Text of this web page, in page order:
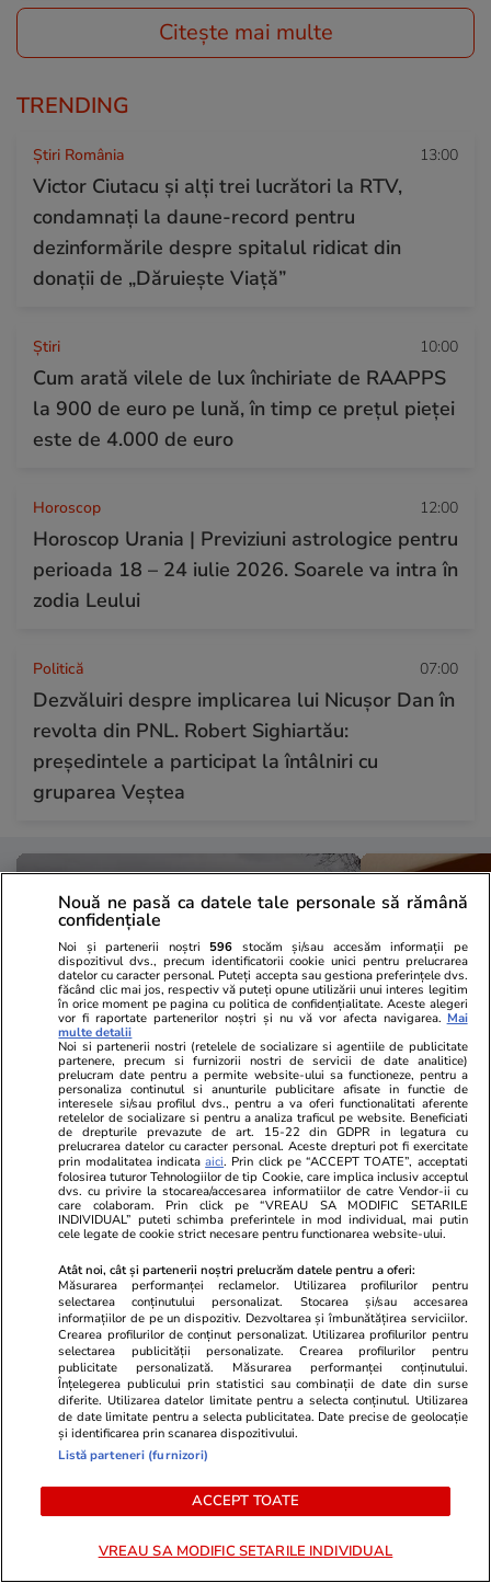
Citește mai multe
TRENDING
Știri România 13:00
Victor Ciutacu și alți trei lucrători la RTV,
condamnați la daune-record pentru
dezinformările despre spitalul ridicat din
donații de „Dăruiește Viață”
Ştiri 10:00
Cum arată vilele de lux închiriate de RAAPPS
la 900 de euro pe lună, în timp ce prețul pieței
este de 4.000 de euro
Horoscop 12:00
Horoscop Urania | Previziuni astrologice pentru
perioada 18 – 24 iulie 2026. Soarele va intra în
zodia Leului
Politică 07:00
Dezvăluiri despre implicarea lui Nicușor Dan în
revolta din PNL. Robert Sighiartău:
președintele a participat la întâlniri cu
gruparea Veștea
Lifestyle 20:22
Orașul din Europa în care este
interzis să mergi cu mașina când
plouă: se aplică și o taxă de
claxonat de 70 de euro
Lifestyle
De ce să
ceapă
Lifestyle 16 iul.
Cum îţi laşi casa în siguranţă
înainte de a pleca în concediu
Nouă ne pasă ca datele tale personale să rămână
confidențiale
Noi și partenerii noștri 596 stocăm și/sau accesăm informații pe
dispozitivul dvs., precum identificatorii cookie unici pentru prelucrarea
datelor cu caracter personal. Puteți accepta sau gestiona preferințele dvs.
făcând clic mai jos, respectiv vă puteți opune utilizării unui interes legitim
în orice moment pe pagina cu politica de confidențialitate. Aceste alegeri
vor fi raportate partenerilor noștri și nu vă vor afecta navigarea. Mai
multe detalii
Noi si partenerii nostri (retelele de socializare si agentiile de publicitate
partenere, precum si furnizorii nostri de servicii de date analitice)
prelucram date pentru a permite website-ului sa functioneze, pentru a
personaliza continutul si anunturile publicitare afisate in functie de
interesele si/sau profilul dvs., pentru a va oferi functionalitati aferente
retelelor de socializare si pentru a analiza traficul pe website. Beneficiati
de drepturile prevazute de art. 15-22 din GDPR in legatura cu
prelucrarea datelor cu caracter personal. Aceste drepturi pot fi exercitate
prin modalitatea indicataaici. Prin click pe “ACCEPT TOATE”, acceptati
folosirea tuturor Tehnologiilor de tip Cookie, care implica inclusiv acceptul
dvs. cu privire la stocarea/accesarea informatiilor de catre Vendor-ii cu
care colaboram. Prin click pe “VREAU SA MODIFIC SETARILE
INDIVIDUAL” puteti schimba preferintele in mod individual, mai putin
cele legate de cookie strict necesare pentru functionarea website-ului.
Atât noi, cât și partenerii noștri prelucrăm datele pentru a oferi:
Măsurarea performanței reclamelor. Utilizarea profilurilor pentru
selectarea conținutului personalizat. Stocarea și/sau accesarea
informațiilor de pe un dispozitiv. Dezvoltarea și îmbunătățirea serviciilor.
Crearea profilurilor de conținut personalizat. Utilizarea profilurilor pentru
selectarea publicității personalizate. Crearea profilurilor pentru
publicitate personalizată. Măsurarea performanței conținutului.
Înțelegerea publicului prin statistici sau combinații de date din surse
diferite. Utilizarea datelor limitate pentru a selecta conținutul. Utilizarea
de date limitate pentru a selecta publicitatea. Date precise de geolocație
și identificarea prin scanarea dispozitivului.
Listă parteneri (furnizori)
ACCEPT TOATE
VREAU SA MODIFIC SETARILE INDIVIDUAL